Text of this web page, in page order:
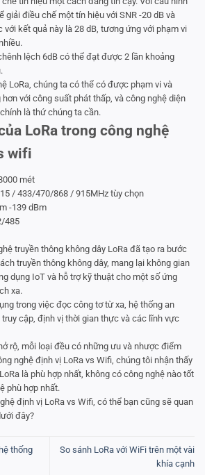
giải điều chế một tín hiệu với SNR -20 dB và
với kết quả này là 28 dB, tương ứng với phạm vi
lệch 6dB có thể đạt được 2 lần khoảng
LoRa, chúng ta có thể có được phạm vi và
với công suất phát thấp, và công nghệ diện
là thứ chúng ta cần.
LoRa trong công nghệ
wifi
mét
/ 433/470/868 / 915MHz tùy chọn
-139 dBm
485
truyền thông không dây LoRa đã tạo ra bước
truyền thông không dây, mang lại không gian
dụng IoT và hỗ trợ kỹ thuật cho một số ứng
xa.
trong việc đọc công tơ từ xa, hệ thống an
cập, định vị thời gian thực và các lĩnh vực
rộ, mỗi loại đều có những ưu và nhược điểm
nghệ định vị LoRa vs Wifi, chúng tôi nhận thấy
là phù hợp nhất, không có công nghệ nào tốt
phù hợp nhất.
định vị LoRa vs Wifi, có thể bạn cũng sẽ quan
đây?
thống
So sánh LoRa với WiFi trên một vài
khía cạnh